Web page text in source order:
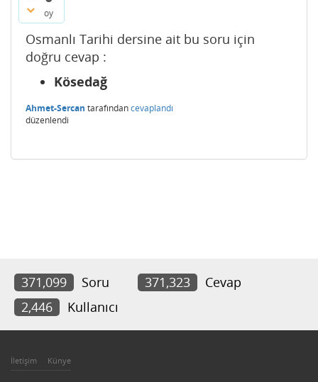
oy
Osmanlı Tarihi dersine ait bu soru için
doğru cevap :
Kösedağ
Ahmet-Sercan tarafındancevaplandı
düzenlendi
371,099 Soru 371,323
Cevap
2,446
Kullanıcı
İletişim Künye